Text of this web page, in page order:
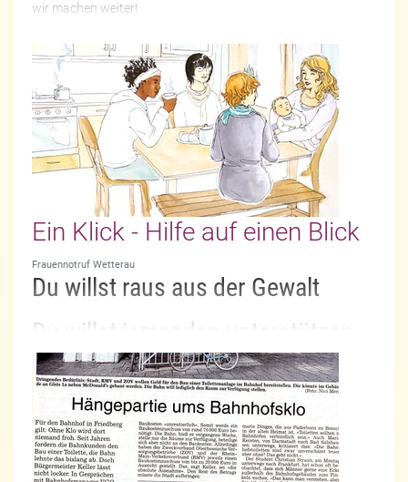
wir machen weiter!
Ein Klick - Hilfe auf einen Blick
Frauennotruf Wetterau
Du willst raus aus der Gewalt
Du willst jemanden unterstützen
Du willst wissen, wer dir helfen
könnte
Zum 25.11.2016 neu: Die Online Plattform für wichtige
Hilfsangebote für von Gewalt betroffene Frauen –
rund um die Filmemacherin und Diplom-Sozialarbeiterin